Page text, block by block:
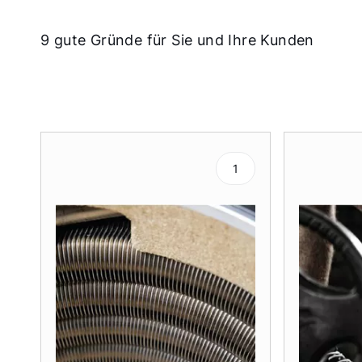
9 gute Gründe für Sie und Ihre Kunden
1